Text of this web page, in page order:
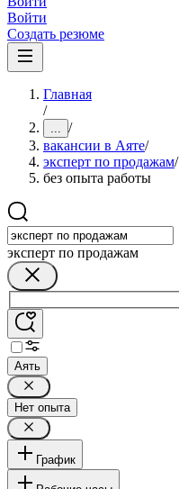
Войти
Создать резюме
Главная
/
... /
вакансии в Аяте/
эксперт по продажам/
без опыта работы
эксперт по продажам
Аять
Нет опыта
График